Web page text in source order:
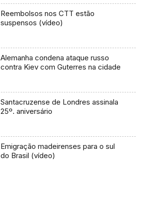
Reembolsos nos CTT estão
suspensos (vídeo)
Alemanha condena ataque russo
contra Kiev com Guterres na cidade
Santacruzense de Londres assinala
25º. aniversário
Emigração madeirenses para o sul
do Brasil (vídeo)